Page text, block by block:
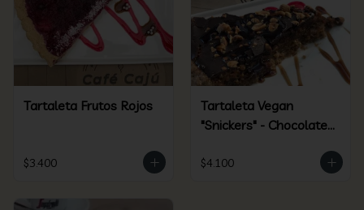
Tartaleta Frutos Rojos
$3.400
Tartaleta Vegan
"Snickers" - Chocolate /
$4.100